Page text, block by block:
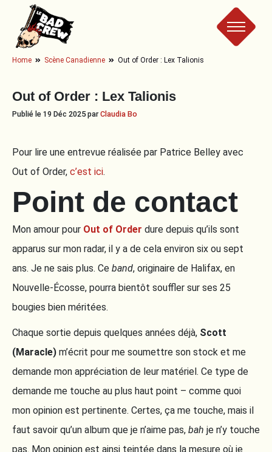
Le
Bad
Crew
Home Scène Canadienne Out of Order : Lex Talionis
Out of Order : Lex Talionis
Publié le 19 Déc 2025 parClaudia Bo
Pour lire une entrevue réalisée par Patrice Belley avec
Out of Order, c’est ici.
Point de contact
Mon amour pour Out of Order dure depuis qu’ils sont
apparus sur mon radar, il y a de cela environ six ou sept
ans. Je ne sais plus. Ce band, originaire de Halifax, en
Nouvelle-Écosse, pourra bientôt souffler sur ses 25
bougies bien méritées.
Chaque sortie depuis quelques années déjà, Scott
(Maracle) m’écrit pour me soumettre son stock et me
demande mon appréciation de leur matériel. Ce type de
demande me touche au plus haut point – comme quoi
mon opinion est pertinente. Certes, ça me touche, mais il
faut savoir qu’un album que je n’aime pas, bah je n’y touche
pas. Mon opinion est ainsi teintée dans la mesure où je